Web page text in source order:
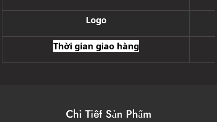
Logo
Thời gian giao hàng
Chi Tiết Sản Phẩm